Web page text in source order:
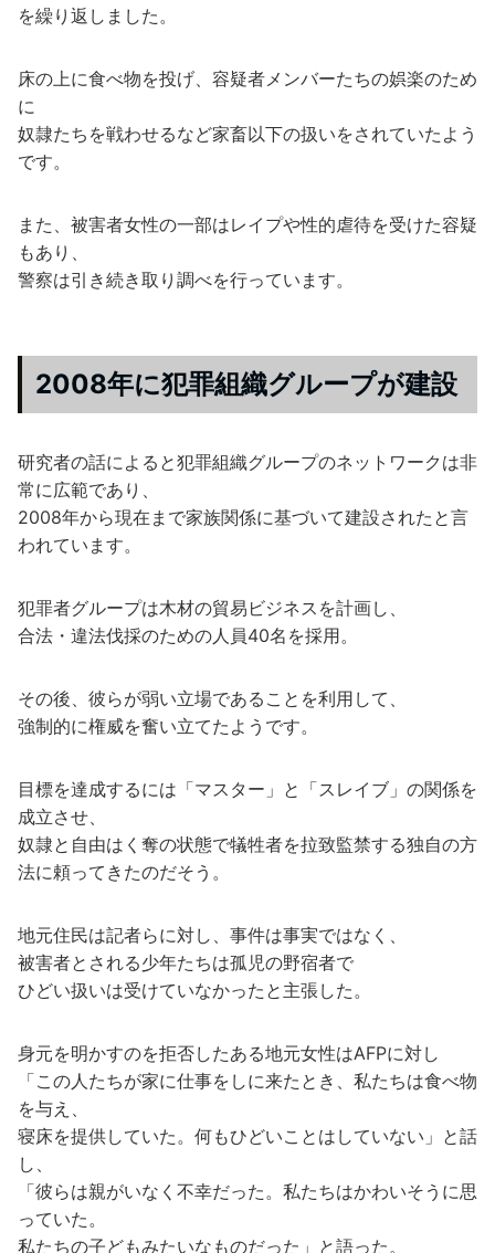
を繰り返しました。
床の上に食べ物を投げ、容疑者メンバーたちの娯楽のため
に
奴隷たちを戦わせるなど家畜以下の扱いをされていたよう
です。
また、被害者女性の一部はレイプや性的虐待を受けた容疑
もあり、
警察は引き続き取り調べを行っています。
2008年に犯罪組織グループが建設
研究者の話によると犯罪組織グループのネットワークは非
常に広範であり、
2008年から現在まで家族関係に基づいて建設されたと言
われています。
犯罪者グループは木材の貿易ビジネスを計画し、
合法・違法伐採のための人員40名を採用。
その後、彼らが弱い立場であることを利用して、
強制的に権威を奮い立てたようです。
目標を達成するには「マスター」と「スレイブ」の関係を
成立させ、
奴隷と自由はく奪の状態で犠牲者を拉致監禁する独自の方
法に頼ってきたのだそう。
地元住民は記者らに対し、事件は事実ではなく、
被害者とされる少年たちは孤児の野宿者で
ひどい扱いは受けていなかったと主張した。
身元を明かすのを拒否したある地元女性はAFPに対し
「この人たちが家に仕事をしに来たとき、私たちは食べ物
を与え、
寝床を提供していた。何もひどいことはしていない」と話
し、
「彼らは親がいなく不幸だった。私たちはかわいそうに思
っていた。
私たちの子どもみたいなものだった」と語った。